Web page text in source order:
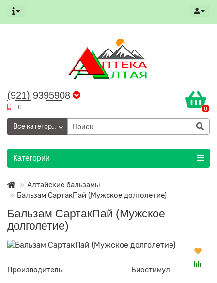
(921) 9395908
0
Все категории
Категории
Алтайские бальзамы
Бальзам СартакПай (Мужское долголетие)
Бальзам СартакПай (Мужское
долголетие)
Производитель: Биостимул